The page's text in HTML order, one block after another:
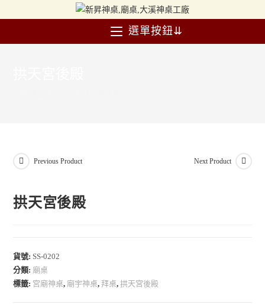
選單按鈕⇊
Previous Product Next Product
拱天宮後殿
貨號: SS-0202
分類: 廟桌
標籤: 宮廟神桌, 廟宇神桌,拜桌,拱天宮後殿